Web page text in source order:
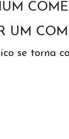
UM
se torna